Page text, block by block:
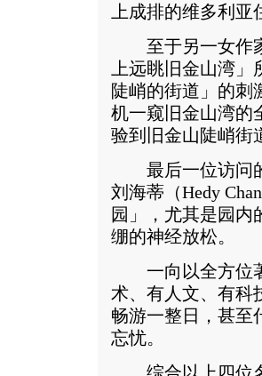
上成排的维多利
至于另一女作家
上远眺旧金山湾
陡峭的街道」的刺
机一窥旧金山湾的
验到旧金山陡峭街
最后一位访问的
刘海蒂（Hedy
园」，尤其是园内
绷的神经放松。
一向以全方位著
术、有人文、有科
畅游一整日，甚至
忘忧。